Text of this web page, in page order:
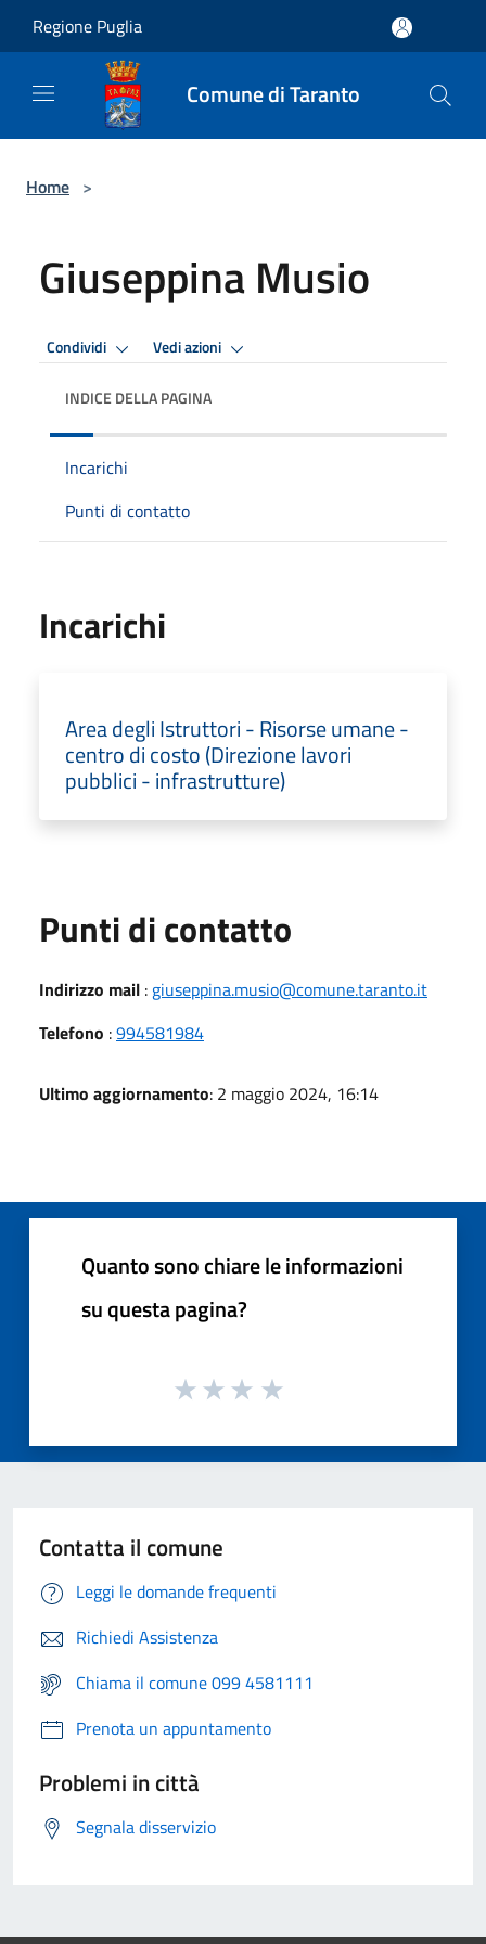
Regione Puglia
Comune di Taranto
Home >
Giuseppina Musio
Condividi Vedi azioni
INDICE DELLA PAGINA
Incarichi
Punti di contatto
Incarichi
Area degli Istruttori - Risorse umane -
centro di costo (Direzione lavori
pubblici - infrastrutture)
Punti di contatto
Indirizzo mail : giuseppina.musio@comune.taranto.it
Telefono :994581984
Ultimo aggiornamento: 2 maggio 2024, 16:14
Quanto sono chiare le informazioni
su questa pagina?
Contatta il comune
Leggi le domande frequenti
Richiedi Assistenza
Chiama il comune 099 4581111
Prenota un appuntamento
Problemi in città
Segnala disservizio